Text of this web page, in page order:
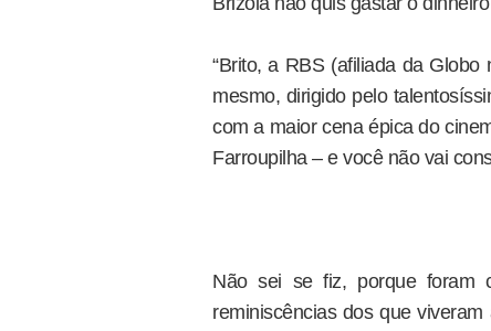
“Brito, a RBS (afiliada da
mesmo, dirigido pelo
com a maior cena épica do
Farroupilha – e você não vai
Não sei se fiz, porque foram
reminiscências dos que